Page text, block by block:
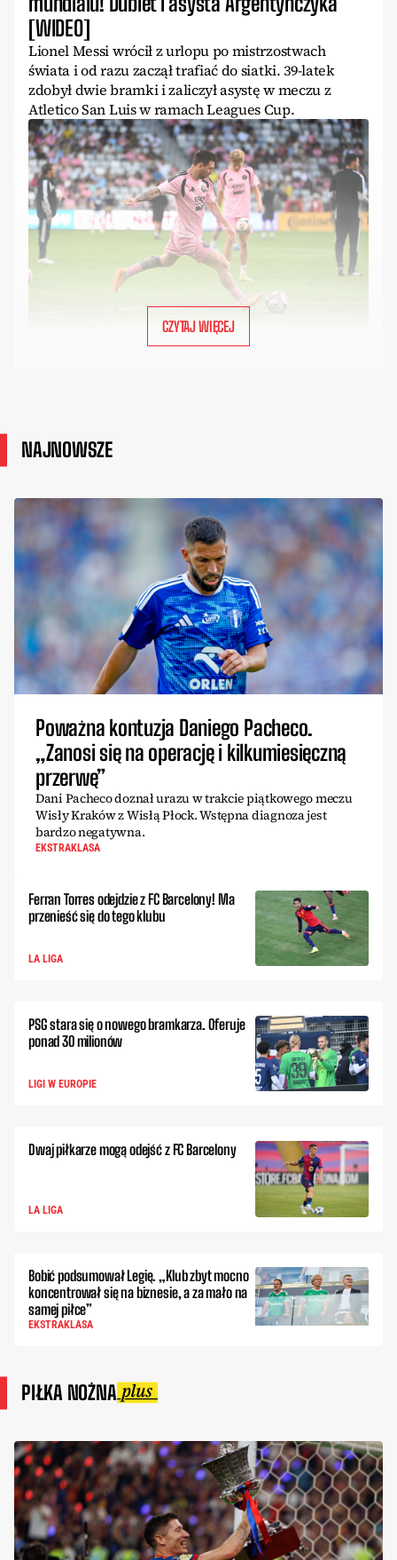
[WIDEO]
Lionel Messi wrócił z urlopu po mistrzostwach
świata i od razu zaczął trafiać do siatki. 39-latek
zdobył dwie bramki i zaliczył asystę w meczu z
Atletico San Luis w ramach Leagues Cup.
CZYTAJ WIĘCEJ
NAJNOWSZE
Poważna kontuzja Daniego Pacheco.
„Zanosi się na operację i kilkumiesięczną
przerwę”
Dani Pacheco doznał urazu w trakcie piątkowego meczu
Wisły Kraków z Wisłą Płock. Wstępna diagnoza jest
bardzo negatywna.
EKSTRAKLASA
Ferran Torres odejdzie z FC Barcelony! Ma
przenieść się do tego klubu
LA LIGA
PSG stara się o nowego bramkarza. Oferuje
ponad 30 milionów
LIGI W EUROPIE
Dwaj piłkarze mogą odejść z FC Barcelony
LA LIGA
Bobić podsumował Legię. „Klub zbyt mocno
koncentrował się na biznesie, a za mało na
samej piłce”
EKSTRAKLASA
PIŁKA NOŻNA